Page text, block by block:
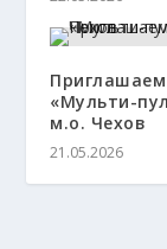
«Мульти-
м.о. Чехов
21.05.2026